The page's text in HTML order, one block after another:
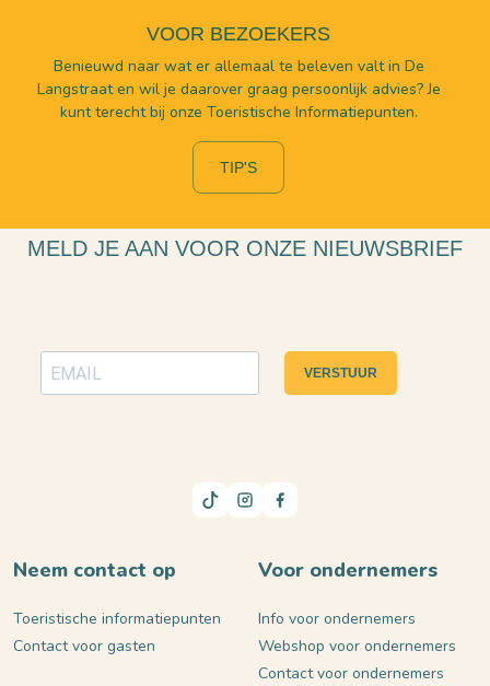
VOOR BEZOEKERS
Benieuwd naar wat er allemaal te beleven valt in De
Langstraat en wil je daarover graag persoonlijk advies? Je
kunt terecht bij onze Toeristische Informatiepunten.
TIP'S
MELD JE AAN VOOR ONZE NIEUWSBRIEF
VERSTUUR
Neem contact op
Toeristische informatiepunten
Contact voor gasten
Voor ondernemers
Info voor ondernemers
Webshop voor ondernemers
Contact voor ondernemers